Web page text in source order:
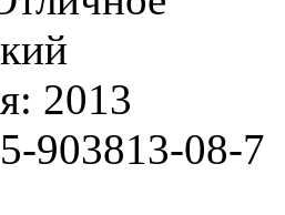
2013
903813-08-7